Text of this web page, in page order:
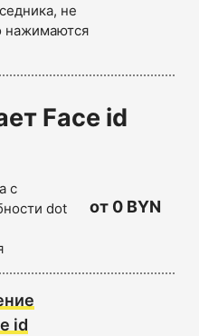
не
нажимаются
Face id
с
dot
от 0 BYN
id